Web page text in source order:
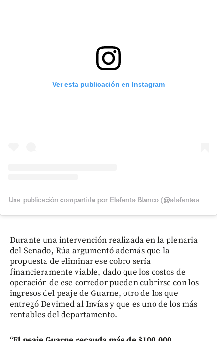
Ver esta publicación en Instagram
Una publicación compartida por Elefante Blanco (@elefantescol)
Durante una intervención realizada en la plenaria
del Senado, Rúa argumentó además que la
propuesta de eliminar ese cobro sería
financieramente viable, dado que los costos de
operación de ese corredor pueden cubrirse con los
ingresos del peaje de Guarne, otro de los que
entregó Devimed al Invías y que es uno de los más
rentables del departamento.